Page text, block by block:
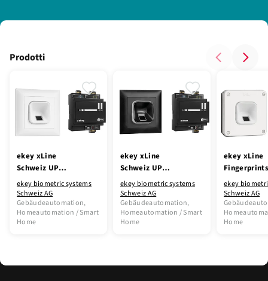
ekey xLine
Schweiz UP
Weiss EDIZIOdue
ekey biometric systems
Schweiz AG
Gebäudeautomation,
Homeautomation / Smart
Home
ekey xLine
Schweiz UP
Schwarz
EDIZIOdue
ekey biometric systems
Schweiz AG
Gebäudeautomation,
Homeautomation / Smart
Home
ekey xLine
Schweiz UP
Weiss NEVO
ekey
Schweiz AG
Home
Prodotti